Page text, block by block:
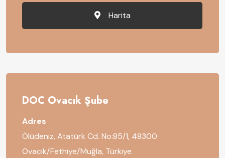
Harita
DOC Ovacık Şube
Adres
Ölüdeniz, Atatürk Cd. No:85/1, 48300
Ovacık/Fethiye/Muğla, Türkiye